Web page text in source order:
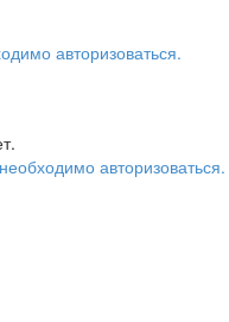
авторизоваться.
авторизоваться.